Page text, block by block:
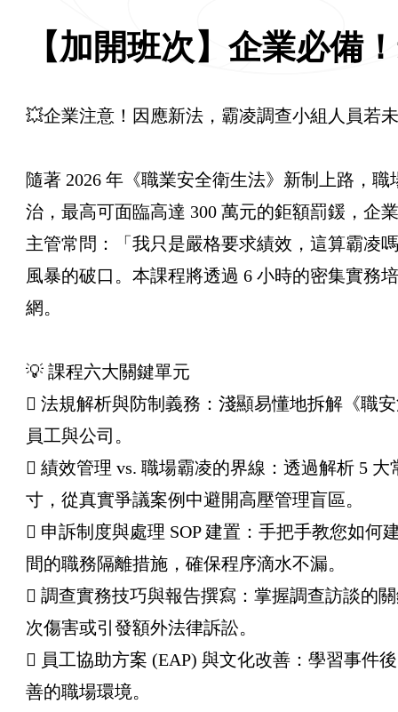
【加開班次】企業必備
💥企業注意！因應新法，霸凌調查小組人員若
隨著 2026 年《職業安全衛生法》新制上路，
治，最高可面臨高達 300 萬元的鉅額罰鍰，企
主管常問：「我只是嚴格要求績效，這算霸凌
風暴的破口。本課程將透過 6 小時的密集實務
網。
💡 課程六大關鍵單元
 法規解析與防制義務：淺顯易懂地拆解《職
員工與公司。
 績效管理 vs. 職場霸凌的界線：透過解析 5
寸，從真實爭議案例中避開高壓管理盲區。
 申訴制度與處理 SOP 建置：手把手教您如
間的職務隔離措施，確保程序滴水不漏。
 調查實務技巧與報告撰寫：掌握調查訪談的
次傷害或引發額外法律訴訟。
 員工協助方案 (EAP) 與文化改善：學習事件
善的職場環境。